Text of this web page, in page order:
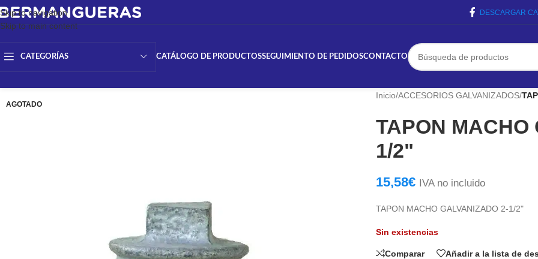
Skip to navigation
Skip to main content
DESCARGAR
CATEGORÍAS CATÁLOGO DE PRODUCTOSSEGUIMIENTO DE PEDIDOSCONTACTO
AGOTADO
Inicio/ACCESORIOS GALVANIZADOS/
TAPON MACHO
1/2"
15,58€ IVA no incluido
TAPON MACHO GALVANIZADO 2-1/2"
Sin existencias
Comparar Añadir a la lista de